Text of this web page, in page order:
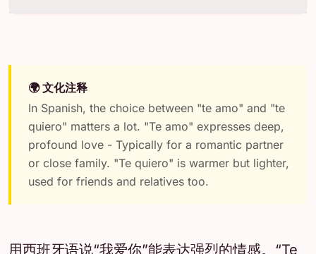
🌍 文化注释
In Spanish, the choice between "te amo" and "te
quiero" matters a lot. "Te amo" expresses deep,
profound love - Typically for a romantic partner
or close family. "Te quiero" is warmer but lighter,
used for friends and relatives too.
用西班牙语说“我爱你”能表达强烈的情感。“Te